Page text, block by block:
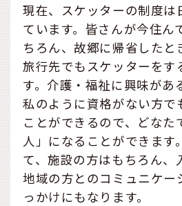
現在、スケッターの制度は
ています。皆さんが今住ん
ちろん、故郷に帰省したと
旅行先でもスケッターをす
す。介護・福祉に興味があ
私のように資格がない方で
ことができるので、どなた
人」になることができます
て、施設の方はもちろん、
地域の方とのコミュニケー
っかけにもなります。